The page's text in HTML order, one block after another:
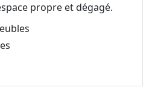
propre et dégagé.